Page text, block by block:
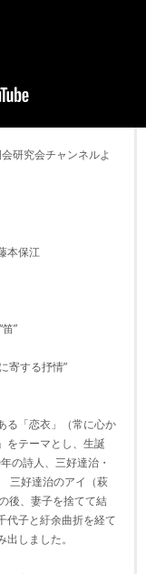
研究会チャンネルよ
本保江
”
寄する抒情”
る「恋衣」（常に心か
をテーマとし、生誕
の詩人、三好達治・
三好達治のアイ（萩
後、妻子を捨てて結
代子と紆余曲折を経て
しました。